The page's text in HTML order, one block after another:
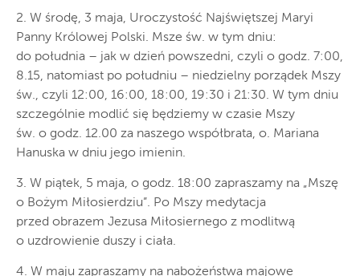
2. W środę, 3 maja, Uroczystość Najświętszej Maryi
Panny Królowej Polski. Msze św. w tym dniu:
do południa – jak w dzień powszedni, czyli o godz. 7:00,
8.15, natomiast po południu – niedzielny porządek Mszy
św., czyli 12:00, 16:00, 18:00, 19:30 i 21:30. W tym dniu
szczególnie modlić się będziemy w czasie Mszy
św. o godz. 12.00 za naszego współbrata, o. Mariana
Hanuska w dniu jego imienin.
3. W piątek, 5 maja, o godz. 18:00 zapraszamy na „Mszę
o Bożym Miłosierdziu”. Po Mszy medytacja
przed obrazem Jezusa Miłosiernego z modlitwą
o uzdrowienie duszy i ciała.
4. W maju zapraszamy na nabożeństwa majowe